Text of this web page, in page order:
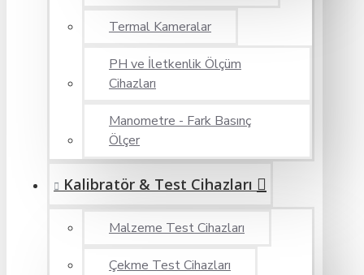
Termal Kameralar
PH ve İletkenlik Ölçüm
Cihazları
Manometre - Fark Basınç
Ölçer
Kalibratör & Test Cihazları
Malzeme Test Cihazları
Çekme Test Cihazları